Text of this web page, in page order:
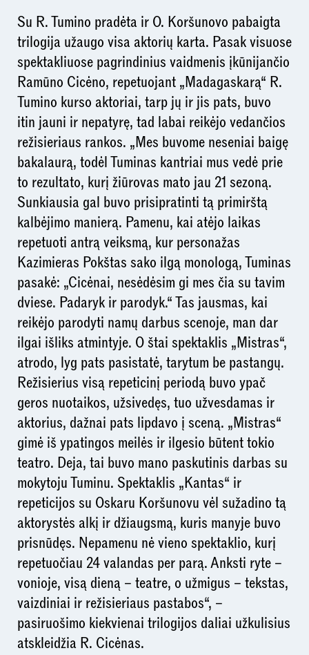
Su R. Tumino pradėta ir O. Koršunovo pabaigta
trilogija užaugo visa aktorių karta. Pasak visuose
spektakliuose pagrindinius vaidmenis įkūnijančio
Ramūno Cicėno, repetuojant „Madagaskarą“ R.
Tumino kurso aktoriai, tarp jų ir jis pats, buvo
itin jauni ir nepatyrę, tad labai reikėjo vedančios
režisieriaus rankos. „Mes buvome neseniai baigę
bakalaurą, todėl Tuminas kantriai mus vedė prie
to rezultato, kurį žiūrovas mato jau 21 sezoną.
Sunkiausia gal buvo prisipratinti tą primirštą
kalbėjimo manierą. Pamenu, kai atėjo laikas
repetuoti antrą veiksmą, kur personažas
Kazimieras Pokštas sako ilgą monologą, Tuminas
pasakė: „Cicėnai, nesėdėsim gi mes čia su tavim
dviese. Padaryk ir parodyk.“ Tas jausmas, kai
reikėjo parodyti namų darbus scenoje, man dar
ilgai išliks atmintyje. O štai spektaklis „Mistras“,
atrodo, lyg pats pasistatė, tarytum be pastangų.
Režisierius visą repeticinį periodą buvo ypač
geros nuotaikos, užsivedęs, tuo užvesdamas ir
aktorius, dažnai pats lipdavo į sceną. „Mistras“
gimė iš ypatingos meilės ir ilgesio būtent tokio
teatro. Deja, tai buvo mano paskutinis darbas su
mokytoju Tuminu. Spektaklis „Kantas“ ir
repeticijos su Oskaru Koršunovu vėl sužadino tą
aktorystės alkį ir džiaugsmą, kuris manyje buvo
prisnūdęs. Nepamenu nė vieno spektaklio, kurį
repetuočiau 24 valandas per parą. Anksti ryte –
vonioje, visą dieną – teatre, o užmigus – tekstas,
vaizdiniai ir režisieriaus pastabos“, –
pasiruošimo kiekvienai trilogijos daliai užkulisius
atskleidžia R. Cicėnas.